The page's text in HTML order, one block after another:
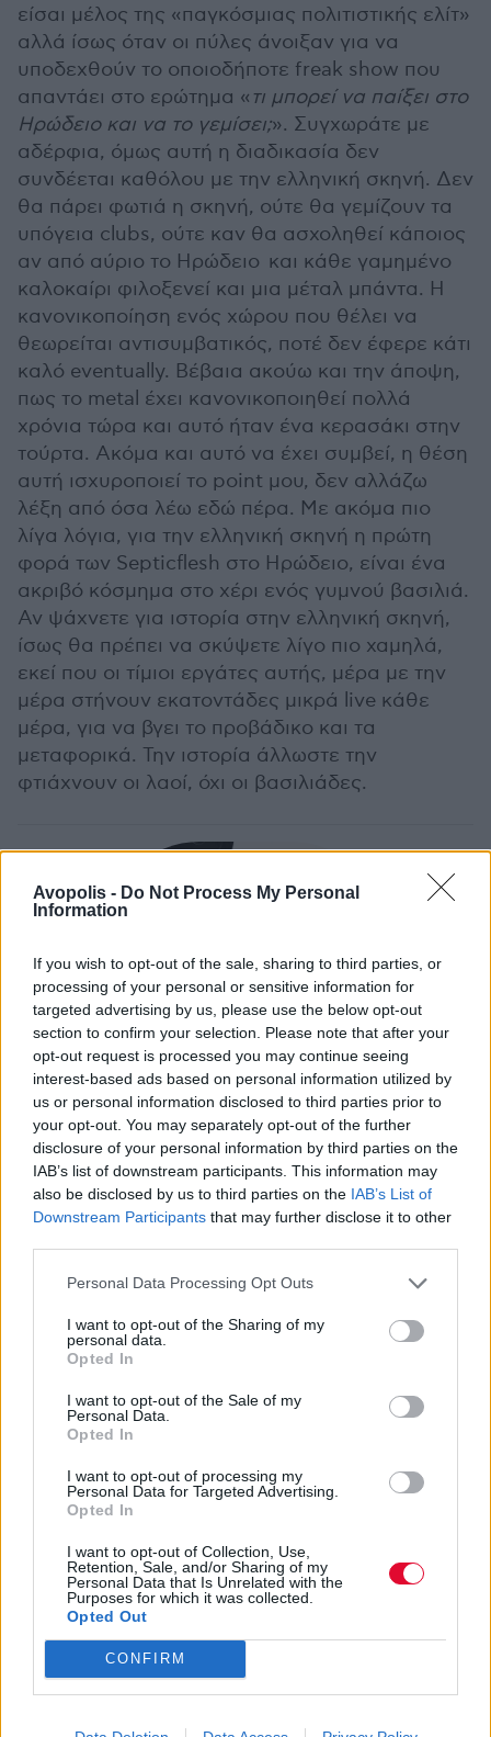
Avopolis - Do Not Process My Personal
Information
If you wish to opt-out of the sale, sharing to third parties, or
processing of your personal or sensitive information for
targeted advertising by us, please use the below opt-out
section to confirm your selection. Please note that after your
opt-out request is processed you may continue seeing
interest-based ads based on personal information utilized by
us or personal information disclosed to third parties prior to
your opt-out. You may separately opt-out of the further
disclosure of your personal information by third parties on the
IAB’s list of downstream participants. This information may
also be disclosed by us to third parties on the IAB’s List of
Downstream Participants that may further disclose it to other
Personal Data Processing Opt Outs
I want to opt-out of the Sharing of my
personal data.
Opted In
I want to opt-out of the Sale of my
Personal Data.
Opted In
I want to opt-out of processing my
Personal Data for Targeted Advertising.
Opted In
I want to opt-out of Collection, Use,
Retention, Sale, and/or Sharing of my
Personal Data that Is Unrelated with the
Purposes for which it was collected.
Opted Out
CONFIRM
είσαι μέλος της «παγκόσμιας πολιτιστικής ελίτ»
αλλά ίσως όταν οι πύλες άνοιξαν για να
υποδεχθούν το οποιοδήποτε freak show που
απαντάει στο ερώτημα « τι μπορεί να παίξει στο
Ηρώδειο και να το γεμίσει;». Συγχωράτε με
αδέρφια, όμως αυτή η διαδικασία δεν
συνδέεται καθόλου με την ελληνική σκηνή. Δεν
θα πάρει φωτιά η σκηνή, ούτε θα γεμίζουν τα
υπόγεια clubs, ούτε καν θα ασχοληθεί κάποιος
αν από αύριο το Ηρώδειο και κάθε γαμημένο
καλοκαίρι φιλοξενεί και μια μέταλ μπάντα. Η
κανονικοποίηση ενός χώρου που θέλει να
θεωρείται αντισυμβατικός, ποτέ δεν έφερε κάτι
καλό eventually. Βέβαια ακούω και την άποψη,
πως το metal έχει κανονικοποιηθεί πολλά
χρόνια τώρα και αυτό ήταν ένα κερασάκι στην
τούρτα. Ακόμα και αυτό να έχει συμβεί, η θέση
αυτή ισχυροποιεί το point μου, δεν αλλάζω
λέξη από όσα λέω εδώ πέρα. Με ακόμα πιο
λίγα λόγια, για την ελληνική σκηνή η πρώτη
φορά των Septicflesh στο Ηρώδειο, είναι ένα
ακριβό κόσμημα στο χέρι ενός γυμνού βασιλιά.
Αν ψάχνετε για ιστορία στην ελληνική σκηνή,
ίσως θα πρέπει να σκύψετε λίγο πιο χαμηλά,
εκεί που οι τίμιοι εργάτες αυτής, μέρα με την
μέρα στήνουν εκατοντάδες μικρά live κάθε
μέρα, για να βγει το προβάδικο και τα
μεταφορικά. Την ιστορία άλλωστε την
φτιάχνουν οι λαοί, όχι οι βασιλιάδες.
Οι Avalanches επιτέλους ανακοίνωσαν το νέο
album "No Bad Memories"
ΥΓ. Thanks to Martha Kourogeni για την φώτο.
Ακολούθησε το Avopolis Network στο
MOOD OF THE DAY
Ποτέ δεν είναι αργά, κυριολεκτικά. Ο
Άντονι Χόπκινς στα 88 αρνείται να το
βάλει κάτω και κυκλοφορεί το 1ο του
άλμπουμ με ορχηστρικές συνθέσεις και
τίτλο: Life Is A Dream. Φυσικά και είναι Άντονι...
Μάκης Μηλάτος
Previous Article Next Article